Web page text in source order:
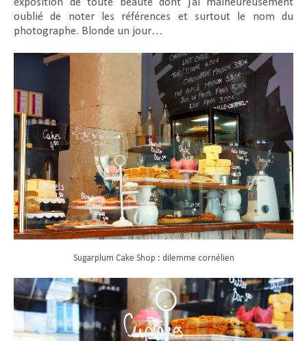
oublié de noter les références et surtout le nom du
photographe. Blonde un jour…
Sugarplum Cake Shop : dilemme cornélien